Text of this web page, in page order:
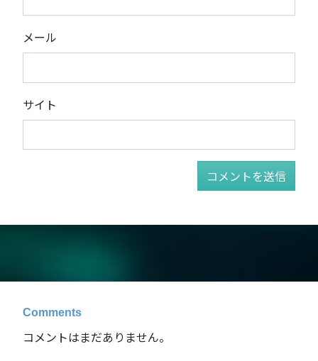
メール
サイト
Comments
コメントはまだありません。